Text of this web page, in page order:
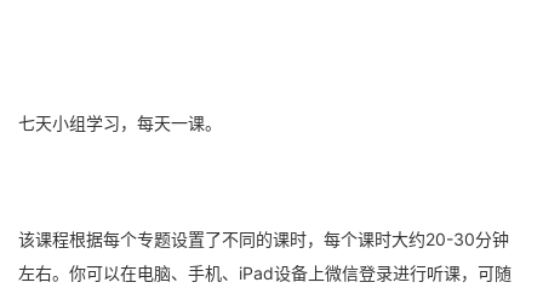
七天小组学习，每天一课。
该课程根据每个专题设置了不同的课时，每个课时大约20-30分钟
左右。你可以在电脑、手机、iPad设备上微信登录进行听课，可随